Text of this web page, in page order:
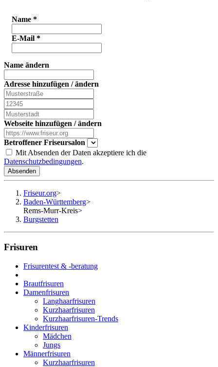
Name *
E-Mail *
Name ändern
Adresse hinzufügen / ändern
Webseite hinzufügen / ändern
Betroffener Friseursalon
Mit Absenden der Daten akzeptiere ich die
Datenschutzbedingungen.
Absenden
Friseur.org>
Baden-Württemberg>
Rems-Murr-Kreis>
Burgstetten
Frisuren
Frisurentest & -beratung
Brautfrisuren
Damenfrisuren
Langhaarfrisuren
Kurzhaarfrisuren
Kurzhaarfrisuren-Trends
Kinderfrisuren
Mädchen
Jungs
Männerfrisuren
Kurzhaarfrisuren